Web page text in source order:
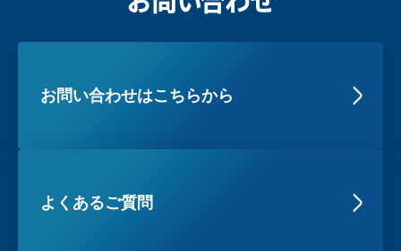
お問い合わせはこちらから
よくあるご質問